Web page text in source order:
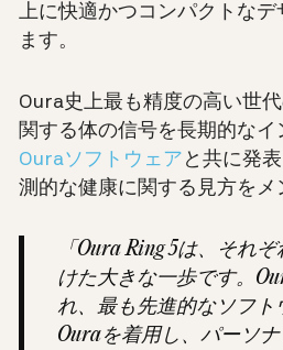
上に快適かつコンパクトな
ます。
Oura史上最も精度の高い世
関する体の信号を長期的な
Ouraソフトウェア と共に発
測的な健康に関する見方をメ
「Oura Ring 5は、それ
けた大きな一歩です。
れ、最も先進的なソフ
Ouraを着用し、パーソ